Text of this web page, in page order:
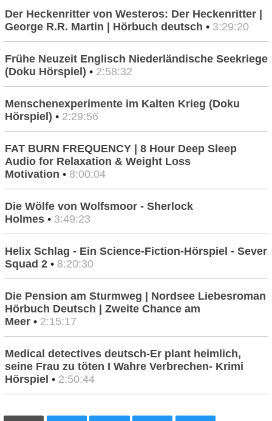
Der Heckenritter von Westeros: Der Heckenritter |
George R.R. Martin | Hörbuch deutsch • 3:29:20
Frühe Neuzeit Englisch Niederländische Seekriege
(Doku Hörspiel) • 2:58:32
Menschenexperimente im Kalten Krieg (Doku
Hörspiel) • 2:29:56
FAT BURN FREQUENCY | 8 Hour Deep Sleep
Audio for Relaxation & Weight Loss
Motivation • 8:00:04
Die Wölfe von Wolfsmoor - Sherlock
Holmes • 3:49:23
Helix Schlag - Ein Science-Fiction-Hörspiel - Sever
Squad 2 • 8:20:30
Die Pension am Sturmweg | Nordsee Liebesroman
Hörbuch Deutsch | Zweite Chance am
Meer • 2:15:17
Medical detectives deutsch-Er plant heimlich,
seine Frau zu töten I Wahre Verbrechen- Krimi
Hörspiel • 2:50:44